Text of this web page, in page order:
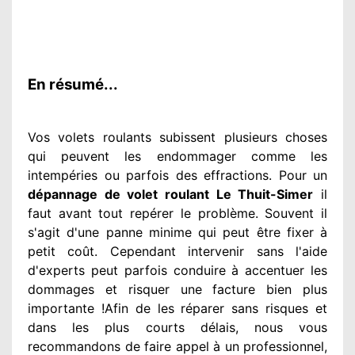
En résumé...
Vos volets roulants subissent plusieurschoses
qui peuvent les endommagercomme les
intempéries ou parfois des effractions. Pour un
dépannage de volet roulant Le Thuit-Simer il
faut avant tout repérer le problème. Souvent il
s'agit d'une panne minime qui peut être fixerà
petit coût. Cependant intervenir sans l'aide
d'experts peut parfois conduire à accentuer les
dommages et risquer une facture bien plus
importante !Afin de les réparer sans risques et
dans les plus courtsdélais, nous vous
recommandons de faire appel à un professionnel,